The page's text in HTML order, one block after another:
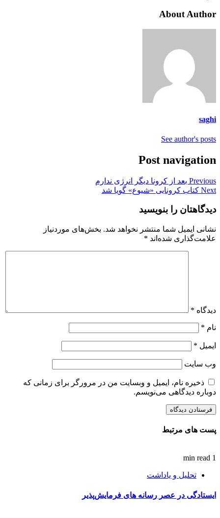
About Author
saghi
See author's posts
Post navigation
Previous بعد از کرونا دیگر انرژی ندارم
Next کتاب کرونایی «شیوع» گویا شد
دیدگاهتان را بنویسید
نشانی ایمیل شما منتشر نخواهد شد. بخش‌های موردنیاز
علامت‌گذاری شده‌اند *
دیدگاه *
نام *
ایمیل *
وب‌ سایت
ذخیره نام، ایمیل و وبسایت من در مرورگر برای زمانی که
دوباره دیدگاهی می‌نویسم.
پست های مرتبط
1 min read
تحلیل و یاداشت
ایستادگی در عصر رسانه های فرمایش‌پذیر